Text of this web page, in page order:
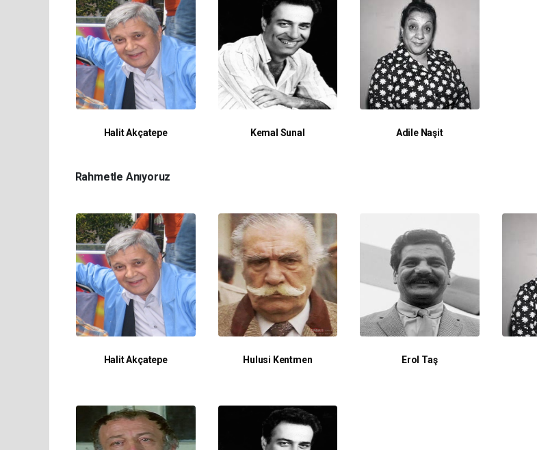
Halit Akçatepe Kemal Sunal Adile Naşit
Rahmetle Anıyoruz
Halit Akçatepe Hulusi Kentmen Erol Taş